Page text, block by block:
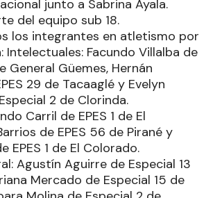
junto a Sabrina Ayala.
del equipo sub 18.
los integrantes en atletismo por
Intelectuales: Facundo Villalba de
General Güemes, Hernán
29 de Tacaaglé y Evelyn
2 de Clorinda.
Carril de EPES 1 de El
de EPES 56 de Pirané y
EPES 1 de El Colorado.
Agustín Aguirre de Especial 13
Mercado de Especial 15 de